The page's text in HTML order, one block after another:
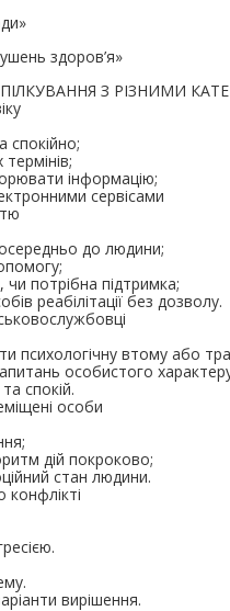
здоров’я»
З РІЗНИМИ
спокійно;
інформацію;
сервісами
до людини;
потрібна підтримка;
реабілітації без дозволу.
психологічну втому або
особистого
спокій.
особи
дій покроково;
стан людини.
конфлікті
вирішення.